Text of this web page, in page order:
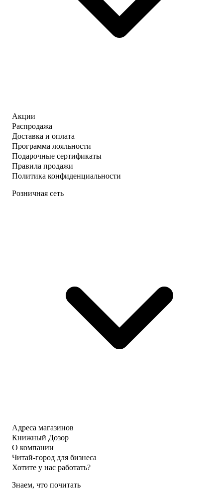
Акции
Распродажа
Доставка и оплата
Программа лояльности
Подарочные сертификаты
Правила продажи
Политика конфиденциальности
Розничная сеть
Адреса магазинов
Книжный Дозор
О компании
Читай-город для бизнеса
Хотите у нас работать?
Знаем, что почитать